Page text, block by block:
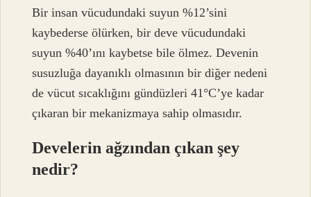
Bir insan vücudundaki suyun %12’sini
kaybederse ölürken, bir deve vücudundaki
suyun %40’ını kaybetse bile ölmez. Devenin
susuzluğa dayanıklı olmasının bir diğer nedeni
de vücut sıcaklığını gündüzleri 41°C’ye kadar
çıkaran bir mekanizmaya sahip olmasıdır.
Develerin ağzından çıkan şey
nedir?